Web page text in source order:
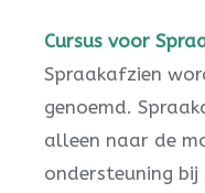
Cursus voor
Spraakafzien
genoemd.
alleen naar de
ondersteuning